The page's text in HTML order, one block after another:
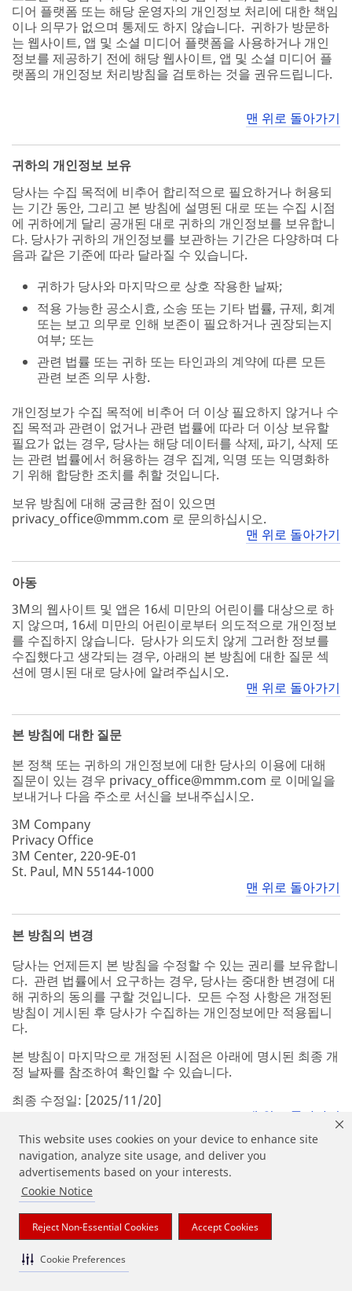
This website uses cookies on your device to enhance site
navigation, analyze site usage, and deliver you
advertisements based on your interests.
Cookie Notice
Reject Non-Essential Cookies Accept Cookies
Cookie Preferences
디어 플랫폼 또는 해당 운영자의 개인정보 처리에 대한 책임
이나 의무가 없으며 통제도 하지 않습니다. 귀하가 방문하
는 웹사이트, 앱 및 소셜 미디어 플랫폼을 사용하거나 개인
정보를 제공하기 전에 해당 웹사이트, 앱 및 소셜 미디어 플
랫폼의 개인정보 처리방침을 검토하는 것을 권유드립니다.
맨 위로 돌아가기
귀하의 개인정보 보유
당사는 수집 목적에 비추어 합리적으로 필요하거나 허용되
는 기간 동안, 그리고 본 방침에 설명된 대로 또는 수집 시점
에 귀하에게 달리 공개된 대로 귀하의 개인정보를 보유합니
다. 당사가 귀하의 개인정보를 보관하는 기간은 다양하며 다
음과 같은 기준에 따라 달라질 수 있습니다.
귀하가 당사와 마지막으로 상호 작용한 날짜;
적용 가능한 공소시효, 소송 또는 기타 법률, 규제, 회계
또는 보고 의무로 인해 보존이 필요하거나 권장되는지
여부; 또는
관련 법률 또는 귀하 또는 타인과의 계약에 따른 모든
관련 보존 의무 사항.
개인정보가 수집 목적에 비추어 더 이상 필요하지 않거나 수
집 목적과 관련이 없거나 관련 법률에 따라 더 이상 보유할
필요가 없는 경우, 당사는 해당 데이터를 삭제, 파기, 삭제 또
는 관련 법률에서 허용하는 경우 집계, 익명 또는 익명화하
기 위해 합당한 조치를 취할 것입니다.
보유 방침에 대해 궁금한 점이 있으면
privacy_office@mmm.com 로 문의하십시오.
맨 위로 돌아가기
아동
3M의 웹사이트 및 앱은 16세 미만의 어린이를 대상으로 하
지 않으며, 16세 미만의 어린이로부터 의도적으로 개인정보
를 수집하지 않습니다. 당사가 의도치 않게 그러한 정보를
수집했다고 생각되는 경우, 아래의 본 방침에 대한 질문 섹
션에 명시된 대로 당사에 알려주십시오.
맨 위로 돌아가기
본 방침에 대한 질문
본 정책 또는 귀하의 개인정보에 대한 당사의 이용에 대해
질문이 있는 경우 privacy_office@mmm.com 로 이메일을
보내거나 다음 주소로 서신을 보내주십시오.
3M Company
Privacy Office
3M Center, 220-9E-01
St. Paul, MN 55144-1000
맨 위로 돌아가기
본 방침의 변경
당사는 언제든지 본 방침을 수정할 수 있는 권리를 보유합니
다. 관련 법률에서 요구하는 경우, 당사는 중대한 변경에 대
해 귀하의 동의를 구할 것입니다. 모든 수정 사항은 개정된
방침이 게시된 후 당사가 수집하는 개인정보에만 적용됩니
다.
본 방침이 마지막으로 개정된 시점은 아래에 명시된 최종 개
정 날짜를 참조하여 확인할 수 있습니다.
최종 수정일: [2025/11/20]
맨 위로 돌아가기
특정 관할권 거주자를 위한 추가 정보
대한민국 거주자를 위한 추가 정보
이 조항은 귀하가 대한민국에서 글로벌 방침이 적용되는 당
사의 웹사이트, 앱 또는 서비스를 사용하는 경우에 한하여
적용되며 글로벌 방침의 내용을 보충합니다.